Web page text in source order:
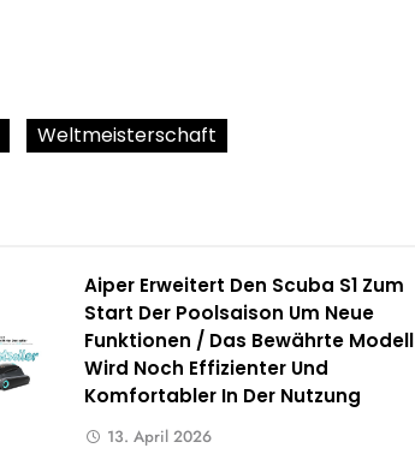
Weltmeisterschaft
Aiper Erweitert Den Scuba S1 Zum
Start Der Poolsaison Um Neue
Funktionen / Das Bewährte Modell
Wird Noch Effizienter Und
Komfortabler In Der Nutzung
13. April 2026